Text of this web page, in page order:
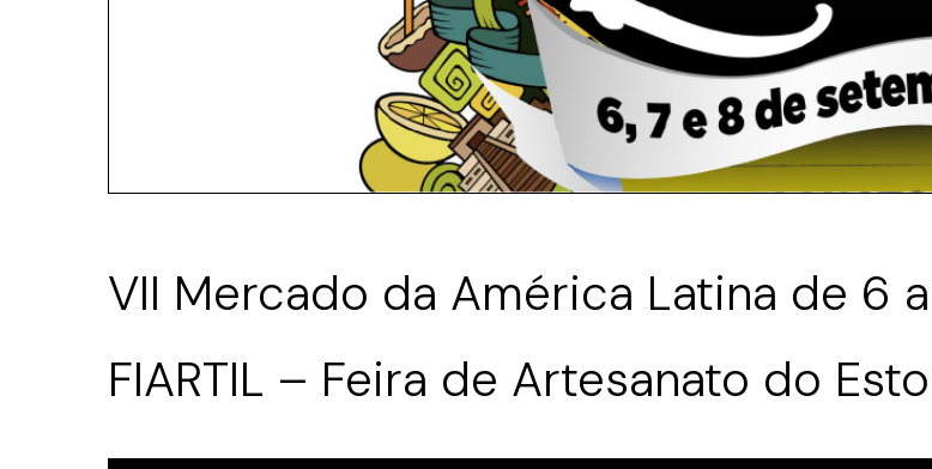
VII Mercado da América Latina de 6
FIARTIL – Feira de Artesanato do